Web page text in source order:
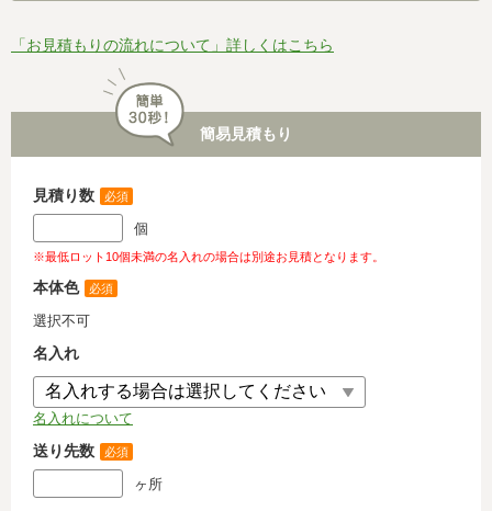
「お見積もりの流れについて」詳しくはこちら
簡易見積もり
見積り数 必須
個
※最低ロット10個未満の名入れの場合は別途お見積となります。
本体色 必須
選択不可
名入れ
名入れについて
送り先数 必須
ヶ所